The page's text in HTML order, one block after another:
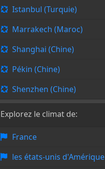
Istanbul (Turquie)
Marrakech (Maroc)
Shanghai (Chine)
Pékin (Chine)
Shenzhen (Chine)
Explorez le climat de:
France
les états-unis d'Amérique